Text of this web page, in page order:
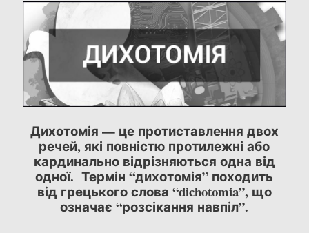
Дихотомія — це протиставлення двох
речей, які повністю протилежні або
кардинально відрізняються одна від
одної. Термін “дихотомія” походить
від грецького слова “dichotomia”, що
означає “розсікання навпіл”.